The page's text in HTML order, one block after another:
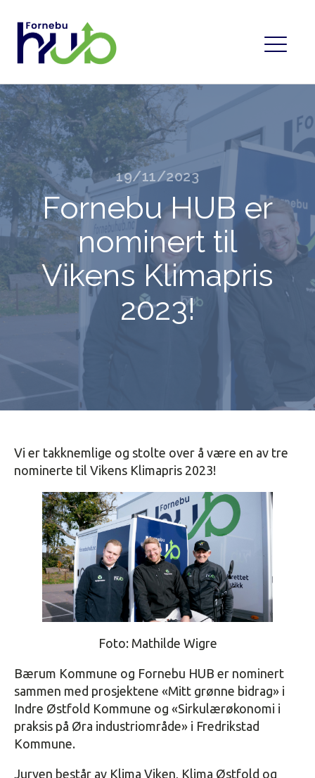
19/11/2023
Fornebu HUB er
nominert til
Vikens Klimapris
2023!
Vi er takknemlige og stolte over å være en av tre
nominerte til Vikens Klimapris 2023!
Foto: Mathilde Wigre
Bærum Kommune og Fornebu HUB er nominert
sammen med prosjektene «Mitt grønne bidrag» i
Indre Østfold Kommune og «Sirkulærøkonomi i
praksis på Øra industriområde» i Fredrikstad
Kommune.
Juryen består av Klima Viken, Klima Østfold og